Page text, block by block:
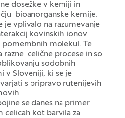
dosežke v kemiji in
bioanorganske kemije.
je vplivalo na razumevanje
kovinskih ionov
molekul. Te
razne celične procese in so
sodobnih
v Sloveniji, ki se je
s pripravo rutenijevih
se danes na primer
celicah kot barvila za